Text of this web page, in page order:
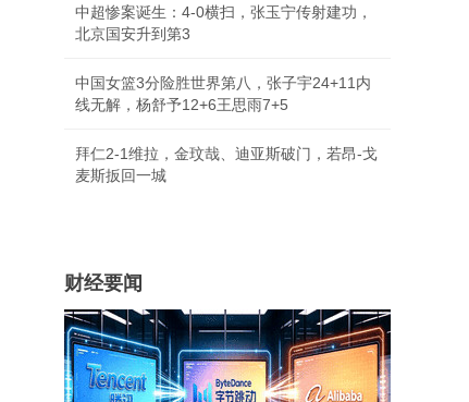
中超惨案诞生：4-0横扫，张玉宁传射建功，
北京国安升到第3
中国女篮3分险胜世界第八，张子宇24+11内
线无解，杨舒予12+6王思雨7+5
拜仁2-1维拉，金玟哉、迪亚斯破门，若昂-戈
麦斯扳回一城
财经要闻